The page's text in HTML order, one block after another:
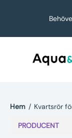
Hem / Kvartsrör
PRODUCENT